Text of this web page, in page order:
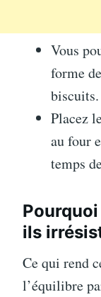
Vous
forme
biscuits.
Placez
au four
temps
ils
Ce qui rend
l’équilibre